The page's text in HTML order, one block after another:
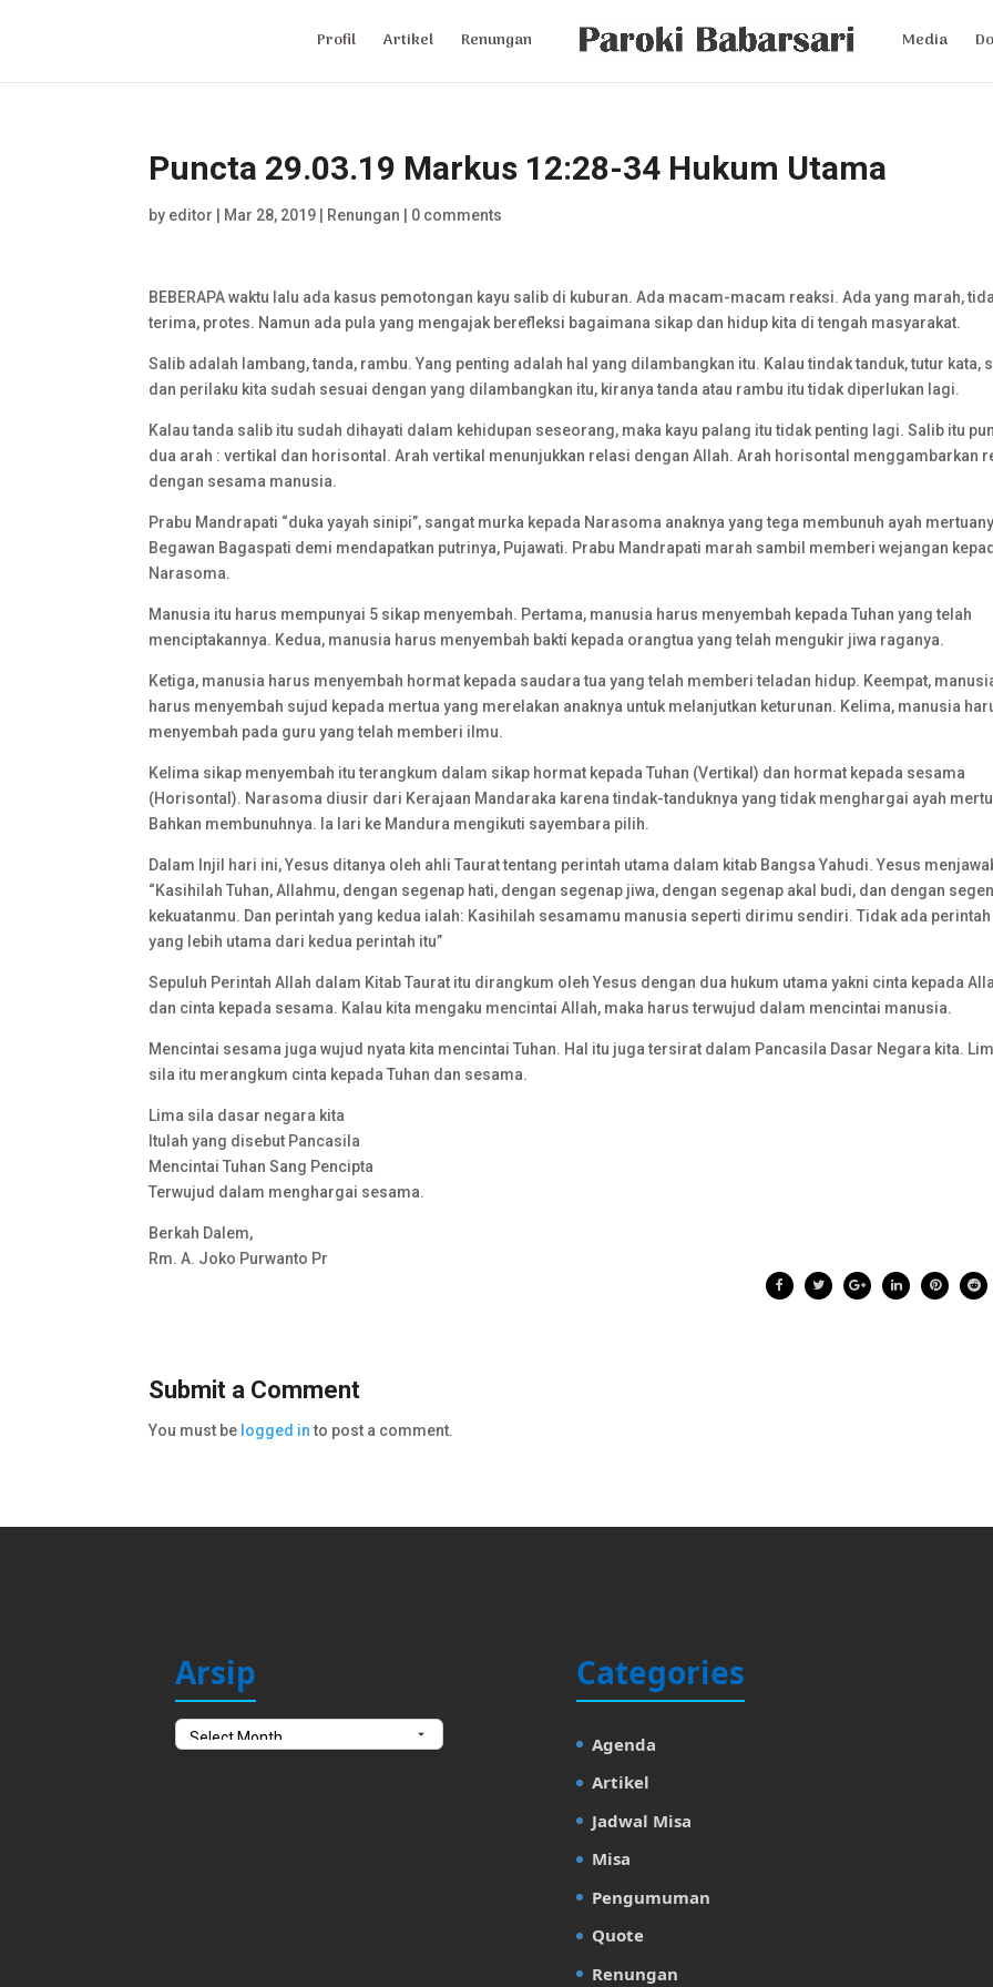
Profil Artikel Renungan Media
Puncta 29.03.19 Markus 12:28-34 Hukum Utama
by editor Mar 28, 2019 Renungan 0 comments
BEBERAPA waktu lalu ada kasus pemotongan kayu salib di kuburan. Ada macam-macam reaksi. Ada yang marah,
terima, protes. Namun ada pula yang mengajak berefleksi bagaimana sikap dan hidup kita di tengah masyarakat.
Salib adalah lambang, tanda, rambu. Yang penting adalah hal yang dilambangkan itu. Kalau tindak tanduk, tutur kata,
dan perilaku kita sudah sesuai dengan yang dilambangkan itu, kiranya tanda atau rambu itu tidak diperlukan lagi.
Kalau tanda salib itu sudah dihayati dalam kehidupan seseorang, maka kayu palang itu tidak penting lagi. Salib itu
dua arah : vertikal dan horisontal. Arah vertikal menunjukkan relasi dengan Allah. Arah horisontal menggambarkan
dengan sesama manusia.
Prabu Mandrapati “duka yayah sinipi”, sangat murka kepada Narasoma anaknya yang tega membunuh ayah
Begawan Bagaspati demi mendapatkan putrinya, Pujawati. Prabu Mandrapati marah sambil memberi wejangan
Narasoma.
Manusia itu harus mempunyai 5 sikap menyembah. Pertama, manusia harus menyembah kepada Tuhan yang telah
menciptakannya. Kedua, manusia harus menyembah bakti kepada orangtua yang telah mengukir jiwa raganya.
Ketiga, manusia harus menyembah hormat kepada saudara tua yang telah memberi teladan hidup. Keempat,
harus menyembah sujud kepada mertua yang merelakan anaknya untuk melanjutkan keturunan. Kelima, manusia
menyembah pada guru yang telah memberi ilmu.
Kelima sikap menyembah itu terangkum dalam sikap hormat kepada Tuhan (Vertikal) dan hormat kepada sesama
(Horisontal). Narasoma diusir dari Kerajaan Mandaraka karena tindak-tanduknya yang tidak menghargai ayah
Bahkan membunuhnya. Ia lari ke Mandura mengikuti sayembara pilih.
Dalam Injil hari ini, Yesus ditanya oleh ahli Taurat tentang perintah utama dalam kitab Bangsa Yahudi. Yesus
“Kasihilah Tuhan, Allahmu, dengan segenap hati, dengan segenap jiwa, dengan segenap akal budi, dan dengan
kekuatanmu. Dan perintah yang kedua ialah: Kasihilah sesamamu manusia seperti dirimu sendiri. Tidak ada perintah
yang lebih utama dari kedua perintah itu”
Sepuluh Perintah Allah dalam Kitab Taurat itu dirangkum oleh Yesus dengan dua hukum utama yakni cinta kepada
dan cinta kepada sesama. Kalau kita mengaku mencintai Allah, maka harus terwujud dalam mencintai manusia.
Mencintai sesama juga wujud nyata kita mencintai Tuhan. Hal itu juga tersirat dalam Pancasila Dasar Negara kita.
sila itu merangkum cinta kepada Tuhan dan sesama.
Lima sila dasar negara kita
Itulah yang disebut Pancasila
Mencintai Tuhan Sang Pencipta
Terwujud dalam menghargai sesama.
Berkah Dalem,
Rm. A. Joko Purwanto Pr
Submit a Comment
You must be logged into post a comment.
Arsip Categories
Agenda
Artikel
Jadwal Misa
Misa
Pengumuman
Quote
Renungan